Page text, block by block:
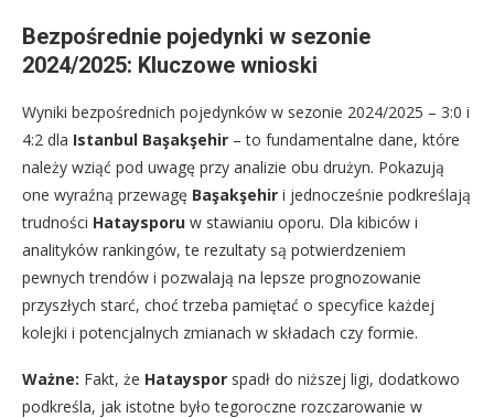
Bezpośrednie pojedynki w sezonie
2024/2025: Kluczowe wnioski
Wyniki bezpośrednich pojedynków w sezonie 2024/2025 – 3:0 i
4:2 dla Istanbul Başakşehir – to fundamentalne dane, które
należy wziąć pod uwagę przy analizie obu drużyn. Pokazują
one wyraźną przewagę Başakşehir i jednocześnie podkreślają
trudności Hataysporu w stawianiu oporu. Dla kibiców i
analityków rankingów, te rezultaty są potwierdzeniem
pewnych trendów i pozwalają na lepsze prognozowanie
przyszłych starć, choć trzeba pamiętać o specyfice każdej
kolejki i potencjalnych zmianach w składach czy formie.
Ważne: Fakt, że Hatayspor spadł do niższej ligi, dodatkowo
podkreśla, jak istotne było tegoroczne rozczarowanie w